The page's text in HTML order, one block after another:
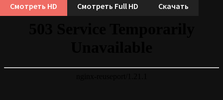
Смотреть HD Смотреть Full HD Скачать